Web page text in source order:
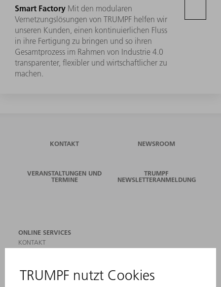
Smart Factory Mit den modularen
Vernetzungslösungen von TRUMPF helfen wir
unseren Kunden, einen kontinuierlichen Fluss
in ihre Fertigung zu bringen und so ihren
Gesamtprozess im Rahmen von Industrie 4.0
transparenter, flexibler und wirtschaftlicher zu
machen.
KONTAKT NEWSROOM
VERANSTALTUNGEN UND
TERMINE
TRUMPF
NEWSLETTERANMELDUNG
ONLINE SERVICES
KONTAKT
VERANSTALTUNGEN UND TERMINE
NEWSLETTER-ANMELDUNG